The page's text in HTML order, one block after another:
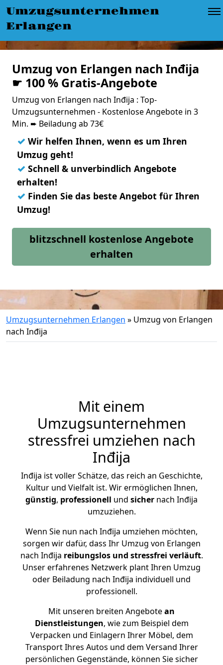
Umzugsunternehmen
Erlangen
Umzug von Erlangen nach Inđija
☛ 100 % Gratis-Angebote
Umzug von Erlangen nach Inđija : Top-
Umzugsunternehmen - Kostenlose Angebote in 3
Min. ➨ Beiladung ab 73€
✓ Wir helfen Ihnen, wenn es um Ihren
Umzug geht!
✓ Schnell & unverbindlich Angebote
erhalten!
✓ Finden Sie das beste Angebot für Ihren
Umzug!
blitzschnell kostenlose Angebote
erhalten
Umzugsunternehmen Erlangen » Umzug von Erlangen
nach Inđija
Mit einem
Umzugsunternehmen
stressfrei umziehen nach
Inđija
Inđija ist voller Schätze, das reich an Geschichte,
Kultur und Vielfalt ist. Wir ermöglichen Ihnen,
günstig, professionell und sicher nach Inđija
umzuziehen.
Wenn Sie nun nach Inđija umziehen möchten,
sorgen wir dafür, dass Ihr Umzug von Erlangen
nach Inđija reibungslos und stressfrei verläuft.
Unser erfahrenes Netzwerk plant Ihren Umzug
oder Beiladung nach Inđija individuell und
professionell.
Mit unseren breiten Angebotean
Dienstleistungen, wie zum Beispiel dem
Verpacken und Einlagern Ihrer Möbel, dem
Transport Ihres Autos und dem Versand Ihrer
persönlichen Gegenstände, können Sie sicher